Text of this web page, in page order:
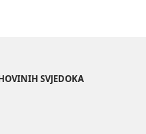
SVJEDOKA